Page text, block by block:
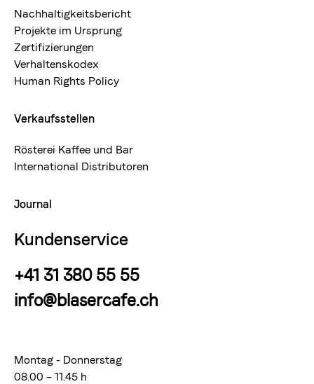
Nachhaltigkeitsbericht
Projekte im Ursprung
Zertifizierungen
Verhaltenskodex
Human Rights Policy
Verkaufsstellen
Rösterei Kaffee und Bar
International Distributoren
Journal
Kundenservice
+41 31 380 55 55
info@blasercafe.ch
Montag - Donnerstag
08.00 – 11.45 h